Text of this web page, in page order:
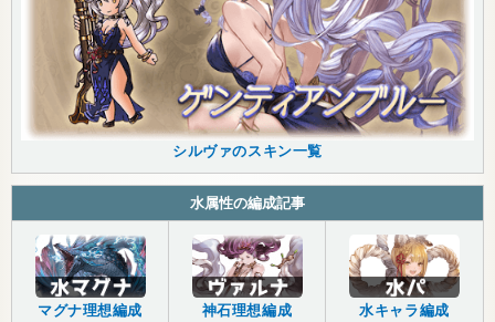
シルヴァのスキン一覧
水属性の編成記事
マグナ理想編成 神石理想編成 水キャラ編成